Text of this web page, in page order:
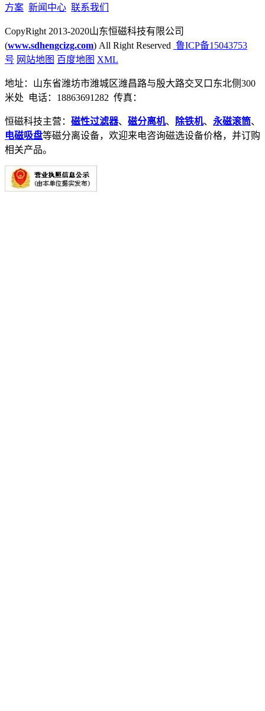
方案 新闻中心 联系我们
CopyRight 2013-2020山东恒磁科技有限公司
(www.sdhengcizg.com) All Right Reserved 鲁ICP备15043753
号 网站地图 百度地图 XML
地址：山东省潍坊市潍城区潍昌路与殷大路交叉口东北侧300
米处 电话：18863691282 传真：
恒磁科技主营： 磁性过滤器、 磁分离机、 除铁机、 永磁滚筒、
电磁吸盘等磁分离设备，欢迎来电咨询磁选设备价格，并订购
相关产品。